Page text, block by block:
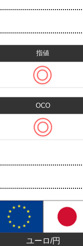
指値
OCO
ユーロ/円